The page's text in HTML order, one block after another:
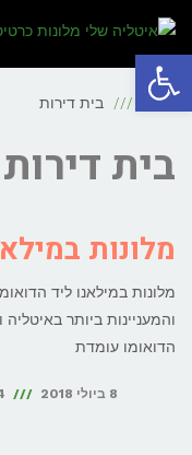
ראשי בית דירות
בית דירות
מלונות
מלונות במילאנו ליד
והמעניינות ביותר
הדואומו עומדת
8 ביולי 2018
פתח סרגל נגישות